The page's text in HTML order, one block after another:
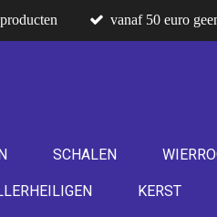
vanaf 50 euro
SCHALEN
KERST